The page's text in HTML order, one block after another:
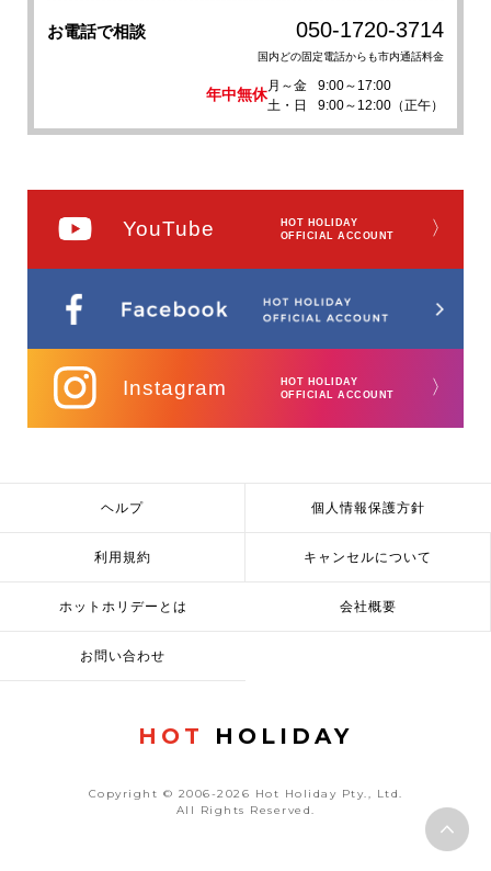
お電話で相談 050-1720-3714
国内どの固定電話からも市内通話料金
年中無休
月～金
9:00～17:00
土・日
9:00～12:00（正午）
YouTube
HOT HOLIDAY
OFFICIAL ACCOUNT
〉
Instagram
HOT HOLIDAY
OFFICIAL ACCOUNT
〉
ヘルプ 個人情報保護方針
利用規約 キャンセルについて
ホットホリデーとは 会社概要
お問い合わせ
HOT HOLIDAY
Copyright © 2006-2026 Hot Holiday Pty., Ltd.
All Rights Reserved.